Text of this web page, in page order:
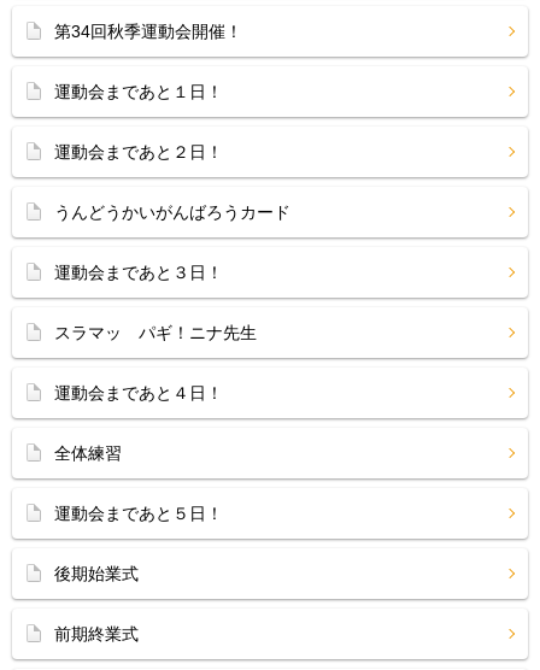
第34回秋季運動会開催！
運動会まであと１日！
運動会まであと２日！
うんどうかいがんばろうカード
運動会まであと３日！
スラマッ パギ！ニナ先生
運動会まであと４日！
全体練習
運動会まであと５日！
後期始業式
前期終業式